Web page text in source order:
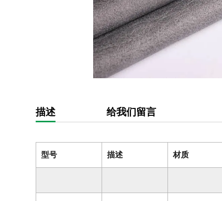
描述 给我们留言
型号 描述 材质